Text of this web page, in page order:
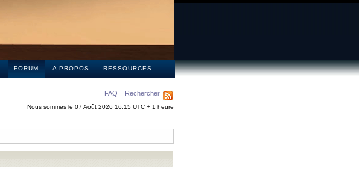
FORUM A PROPOS RESSOURCES
FAQ Rechercher
Nous sommes le 07 Août 2026 16:15 UTC + 1 heure